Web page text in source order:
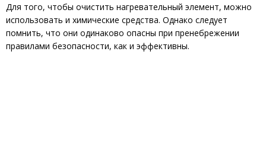
Для того, чтобы очистить нагревательный элемент, можно
использовать и химические средства. Однако следует
помнить, что они одинаково опасны при пренебрежении
правилами безопасности, как и эффективны.